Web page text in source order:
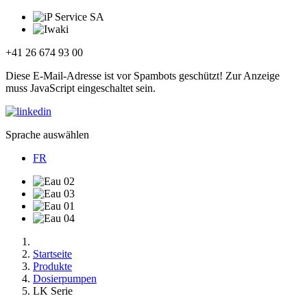
+41 26 674 93 00
Diese E-Mail-Adresse ist vor Spambots geschützt! Zur Anzeige
muss JavaScript eingeschaltet sein.
Sprache auswählen
FR
Startseite
Produkte
Dosierpumpen
LK Serie